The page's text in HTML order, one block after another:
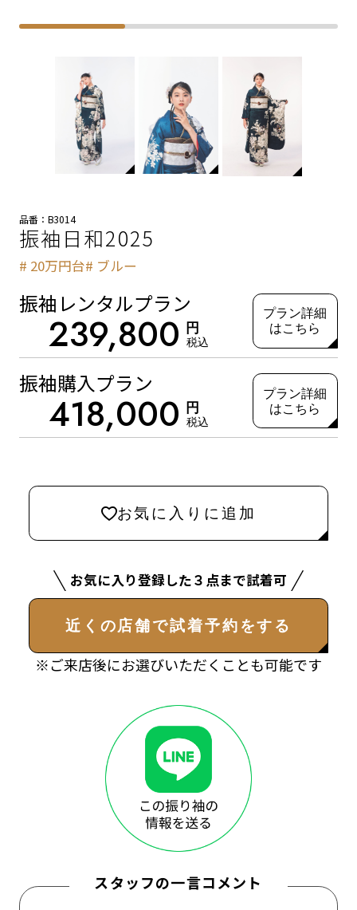
品番：B3014
振袖日和2025
20万円台 ブルー
振袖レンタルプラン
239,800 円
税込
プラン詳細
はこちら
振袖購入プラン
418,000 円
税込
プラン詳細
はこちら
お気に入りに追加
お気に入り登録した３点まで試着可
近くの店舗で試着予約をする
※ご来店後にお選びいただくことも可能です
スタッフの一言コメント